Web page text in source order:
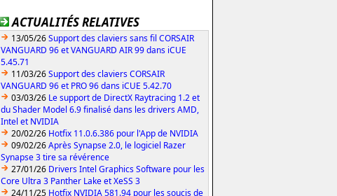
ACTUALITÉS RELATIVES
13/05/26Support des claviers sans fil CORSAIR
VANGUARD 96 et VANGUARD AIR 99 dans iCUE
5.45.71
11/03/26Support des claviers CORSAIR
VANGUARD 96 et PRO 96 dans iCUE 5.42.70
03/03/26 Le support de DirectX Raytracing 1.2 et
du Shader Model 6.9 finalisé dans les drivers AMD,
Intel et NVIDIA
20/02/26 Hotfix 11.0.6.386 pour l'App de NVIDIA
09/02/26Après Synapse 2.0, le logiciel Razer
Synapse 3 tire sa révérence
27/01/26 Drivers Intel Graphics Software pour les
Core Ultra 3 Panther Lake et XeSS 3
24/11/25 Hotfix NVIDIA 581.94 pour les soucis de